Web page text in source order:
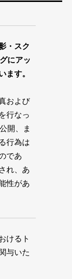
・スク
にアッ
ます。
および
行なっ
開、ま
行為は
であ
れ、あ
性があ
けるト
与いた